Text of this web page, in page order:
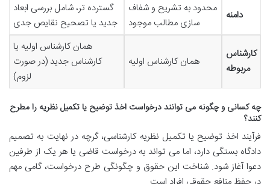
دامنه
محدود به تشریح و شفاف
سازی مطالب موجود
گسترده تر، شامل بررسی ابعاد
جدید یا تصحیح نقایص جدی
کارشناس
مربوطه
همان کارشناس اولیه
همان کارشناس اولیه یا
کارشناس جدید (در صورت
لزوم)
چه کسانی و چگونه می توانند درخواست اخذ توضیح یا تکمیل نظریه را مطرح
کنند؟
فرآیند اخذ توضیح یا تکمیل نظریه کارشناسی، گرچه در نهایت به تصمیم
دادگاه بستگی دارد، اما می تواند به درخواست قاضی یا هر یک از طرفین
دعوا آغاز شود. شناخت این حقوق و چگونگی طرح درخواست، گامی مهم